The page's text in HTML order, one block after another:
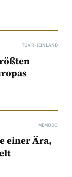
TÜV RHEINLAND
MEMODO
einer Ära,